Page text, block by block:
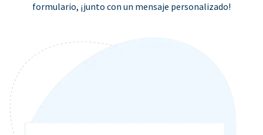
formulario, ¡junto con un mensaje personalizado!